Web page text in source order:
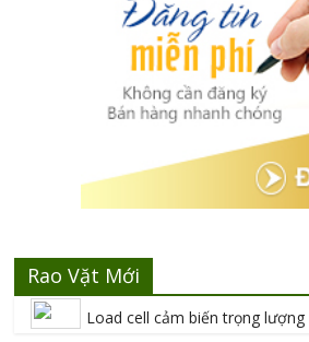
Rao Vặt Mới
Load cell cảm biến trọng